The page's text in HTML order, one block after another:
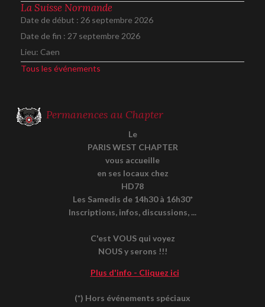
La Suisse Normande
Date de début : 26 septembre 2026
Date de fin : 27 septembre 2026
Lieu: Caen
Tous les événements
Permanences au Chapter
Le
PARIS WEST CHAPTER
vous accueille
en ses locaux chez
HD78
Les Samedis de 14h30 à 16h30*
Inscriptions, infos, discussions, ...
C'est VOUS qui voyez
NOUS y serons !!!
Plus d'info - Cliquez ici
(*) Hors événements spéciaux